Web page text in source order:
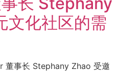
文化社区的需
董事长 Stephany Zhao 受邀